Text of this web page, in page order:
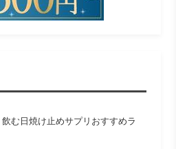
む日焼け止めサプリおすすめラ